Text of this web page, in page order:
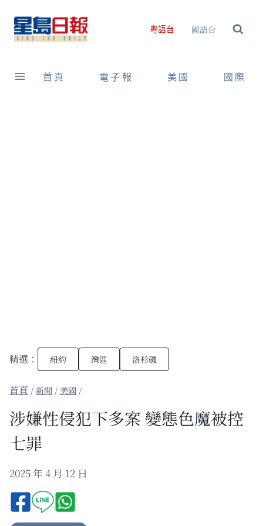
content
粵語台 國語台
首頁 電子報 美國 國際
精選： 紐約 灣區 洛杉磯
/新聞 / 美國 /
涉嫌性侵犯下多案 變態色魔被控
七罪
2025 年 4 月 12 日